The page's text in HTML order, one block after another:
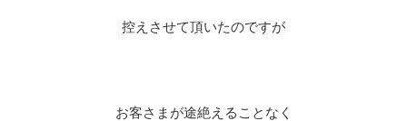
控えさせて頂いたのですが
お客さまが途絶えることなく